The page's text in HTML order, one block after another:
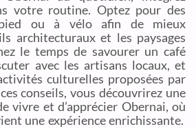
votre routine. Optez pour des
ou à vélo afin de mieux
architecturaux et les paysages
le temps de savourer un café
avec les artisans locaux, et
culturelles proposées par
conseils, vous découvrirez une
vivre et d’apprécier Obernai, où
une expérience enrichissante.